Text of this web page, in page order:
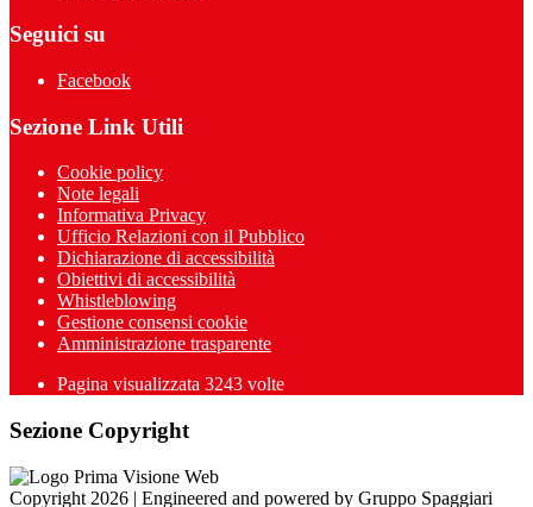
Seguici su
Facebook
Sezione Link Utili
Cookie policy
Note legali
Informativa Privacy
Ufficio Relazioni con il Pubblico
Dichiarazione di accessibilità
Obiettivi di accessibilità
Whistleblowing
Gestione consensi cookie
Amministrazione trasparente
Pagina visualizzata 3243 volte
Sezione Copyright
Copyright 2026 | Engineered and powered by Gruppo Spaggiari